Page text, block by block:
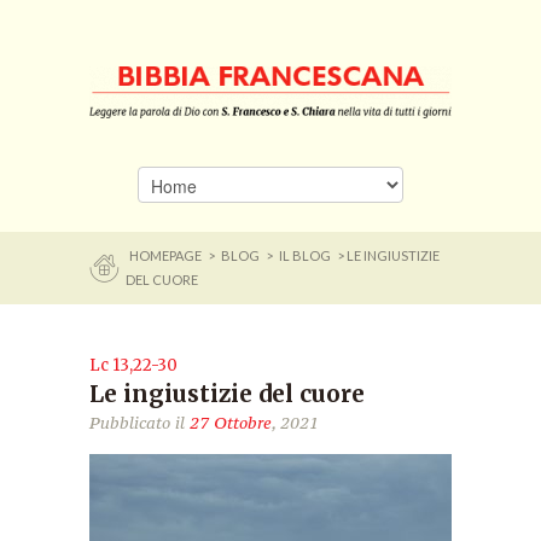
HOMEPAGE > BLOG > IL BLOG
> LE INGIUSTIZIE
DEL CUORE
Lc 13,22-30
Le ingiustizie del cuore
Pubblicato il 27 Ottobre, 2021